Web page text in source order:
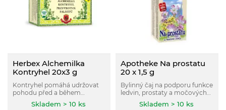
Herbex Alchemilka
Kontryhel 20x3 g
Kontryhel pomáhá udržovat
pohodu před a během
menstruačního cyklu.
Skladem > 10 ks
Apotheke Na prostatu
20 x 1,5 g
Bylinný čaj na podporu funkce
ledvin, prostaty a močových
Skladem > 10 ks